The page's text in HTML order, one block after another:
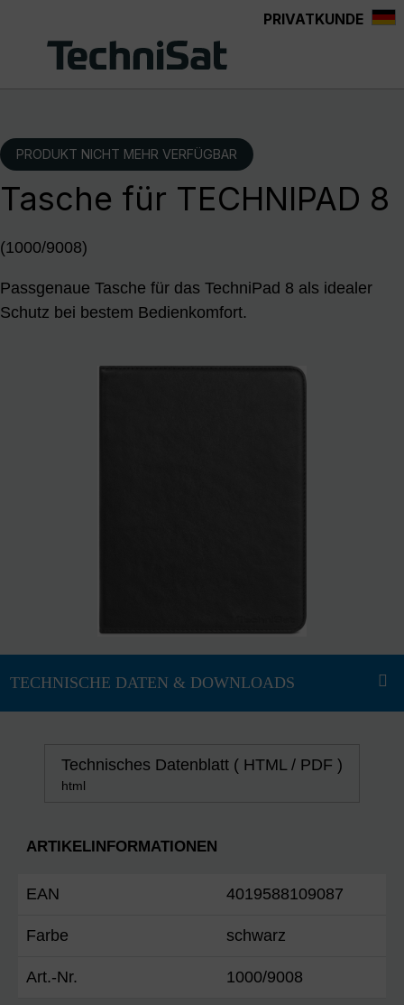
PRIVATKUNDE
PRODUKT NICHT MEHR VERFÜGBAR
Tasche für TECHNIPAD 8
(1000/9008)
Passgenaue Tasche für das TechniPad 8 als idealer
Schutz bei bestem Bedienkomfort.
Technisches Datenblatt ( HTML / PDF )
html
ARTIKELINFORMATIONEN
EAN 4019588109087
Farbe schwarz
Art.-Nr. 1000/9008